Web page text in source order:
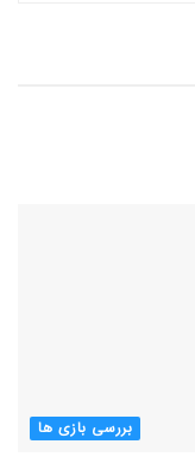
بررسی بازی ها